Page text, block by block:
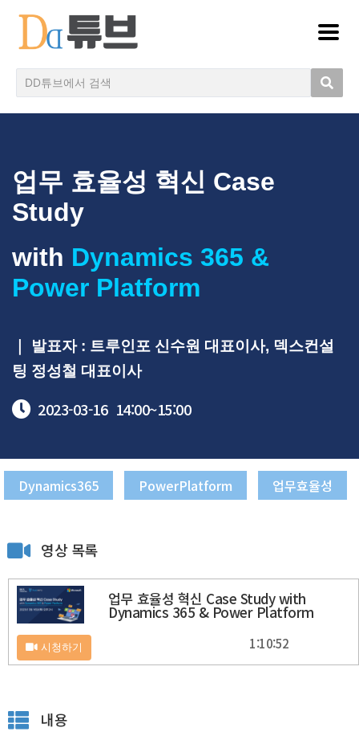
업무 효율성 혁신 Case
Study
with Dynamics 365 &
Power Platform
｜ 발표자 : 트루인포 신수원 대표이사, 덱스컨설
팅 정성철 대표이사
2023-03-16 14:00~15:00
Dynamics365 PowerPlatform 업무효율성
영상 목록
업무 효율성 혁신 Case Study with
Dynamics 365 & Power Platform
시청하기 1:10:52
내용